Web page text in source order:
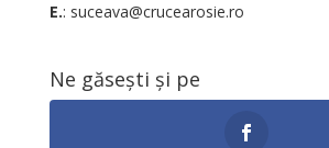
E.: suceava@crucearosie.ro
Ne găsești și pe